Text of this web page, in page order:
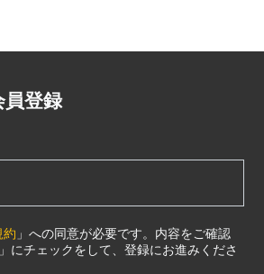
員登録
約 」への同意が必要です。内容をご確認
にチェックをして、登録にお進みくださ